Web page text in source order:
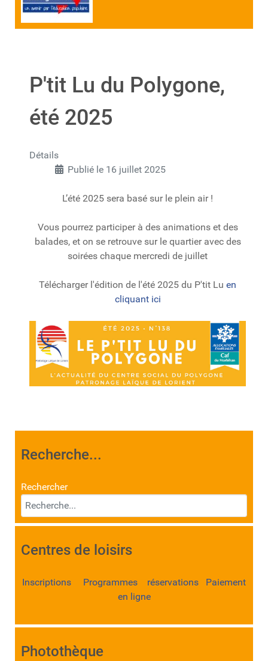
P'tit Lu du Polygone,
été 2025
Détails
Publié le 16 juillet 2025
L’été 2025 sera basé sur le plein air !
Vous pourrez participer à des animations et des
balades, et on se retrouve sur le quartier avec des
soirées chaque mercredi de juillet
Télécharger l'édition de l'été 2025 du P'tit Lu en
cliquant ici
Recherche...
Rechercher
Centres de loisirs
Inscriptions Programmes réservations Paiement
en ligne
Photothèque